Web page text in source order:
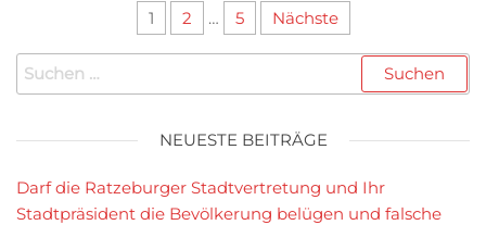
Seitennummerierung
der
Beiträge
1 2 … 5 Nächste
Suchen
nach:
NEUESTE BEITRÄGE
Darf die Ratzeburger Stadtvertretung und Ihr
Stadtpräsident die Bevölkerung belügen und falsche